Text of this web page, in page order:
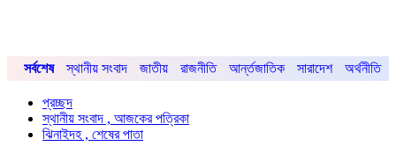
সর্বশেষ স্থানীয় সংবাদ জাতীয় রাজনীতি আর্ন্তজাতিক সারাদেশ অর্থনীতি
প্রচ্ছদ
স্থানীয় সংবাদ , আজকের পত্রিকা
ঝিনাইদহ , শেষের পাতা